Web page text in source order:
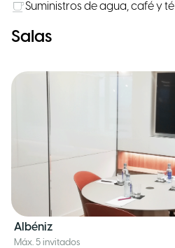
Suministros de agua, café y té
Salas
Albéniz
Máx. 5 invitados